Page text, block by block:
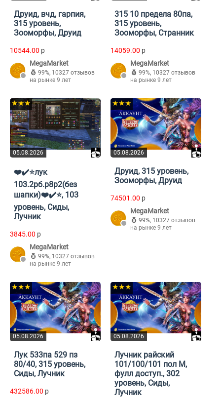
Друид, вчд, гарпия,
315 уровень,
Зооморфы, Друид
10544.00 p
MegaMarket
99%, 10327 отзывов
на рынке 9 лет
315 10 предела 80па,
315 уровень,
Зооморфы, Странник
14059.00 p
MegaMarket
99%, 10327 отзывов
на рынке 9 лет
05.08.2026
★★★
❤️✔️⭐️лук
103.2рб.р8р2(без
шапки)❤️✔️⭐️, 103
уровень, Сиды,
Лучник
3845.00 p
MegaMarket
99%, 10327 отзывов
на рынке 9 лет
05.08.2026
★★★
Друид, 315 уровень,
Зооморфы, Друид
74501.00 p
MegaMarket
99%, 10327 отзывов
на рынке 9 лет
05.08.2026
★★★
Лук 533па 529 пз
80/40, 315 уровень,
Сиды, Лучник
432586.00 p
05.08.2026
★★★
Лучник райский
101/100/101 пол М,
фулл доступ., 302
уровень, Сиды,
Лучник